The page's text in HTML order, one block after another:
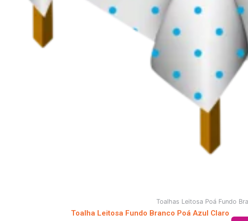
Toalhas Leitosa Poá Fundo
Toalha Leitosa Fundo Branco Poá Azul Claro